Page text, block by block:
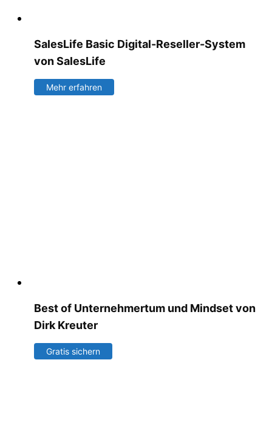
SalesLife Basic Digital-Reseller-System
von SalesLife
Mehr erfahren
Best of Unternehmertum und Mindset von
Dirk Kreuter
Gratis sichern